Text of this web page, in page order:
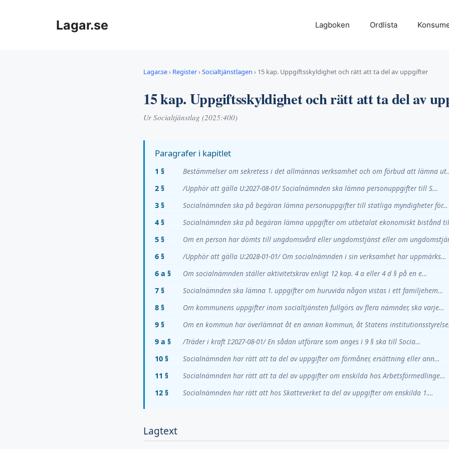
Lagar.se Lagboken Ordlista
Lagar.se› Register›Socialtjänstlagen › 15 kap. Uppgiftsskyldighet och rätt att ta del av uppgifter
15 kap. Uppgiftsskyldighet och rätt att ta del av
Ur Socialtjänstlag (2025:400)
Paragrafer i kapitlet
1 §
Bestämmelser om sekretess i det allmännas verksamhet och om förbud att lämna
2 §
/Upphör att gälla U:2027-08-01/ Socialnämnden ska lämna personuppgifter till S…
3 §
Socialnämnden ska på begäran lämna personuppgifter till statliga myndigheter för…
4 §
Socialnämnden ska på begäran lämna uppgifter om utbetalat ekonomiskt bistånd
5 §
Om en person har dömts till ungdomsvård eller ungdomstjänst eller om
6 §
/Upphör att gälla U:2028-01-01/ Om socialnämnden i sin verksamhet har uppmärks…
6 a §
Om socialnämnden ställer aktivitetskrav enligt 12 kap. 4 a eller 4 d § på en e…
7 §
Socialnämnden ska lämna 1. uppgifter om huruvida någon vistas i ett familjehem…
8 §
Om kommunens uppgifter inom socialtjänsten fullgörs av flera nämnder, ska varje…
9 §
Om en kommun har överlämnat åt en annan kommun, åt Statens
9 a §
/Träder i kraft I:2027-08-01/ En sådan utförare som anges i 9 § ska till Socia…
10 §
Socialnämnden har rätt att ta del av uppgifter om förmåner, ersättning eller ann…
11 §
Socialnämnden har rätt att ta del av uppgifter om enskilda hos Arbetsförmedlinge…
12 §
Socialnämnden har rätt att hos Skatteverket ta del av uppgifter om enskilda 1.…
Lagtext